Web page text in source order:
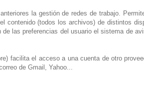
la gestión de redes de trabajo.
contenido (todos los archivos) de distintos
las preferencias del usuario el sistema de
facilita el acceso a una cuenta de otro
de Gmail, Yahoo...